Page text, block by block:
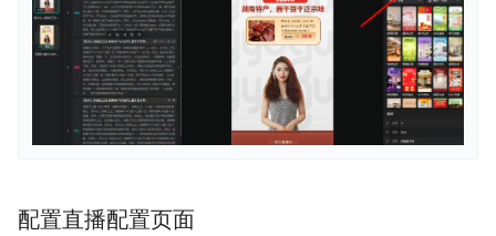
配置直播配置页面